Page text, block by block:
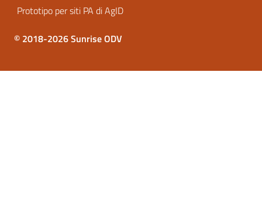
Prototipo per siti PA di AgID
© 2018-2026 Sunrise ODV